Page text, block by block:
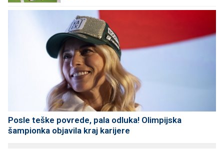
Posle teške povrede, pala odluka! Olimpijska
šampionka objavila kraj karijere